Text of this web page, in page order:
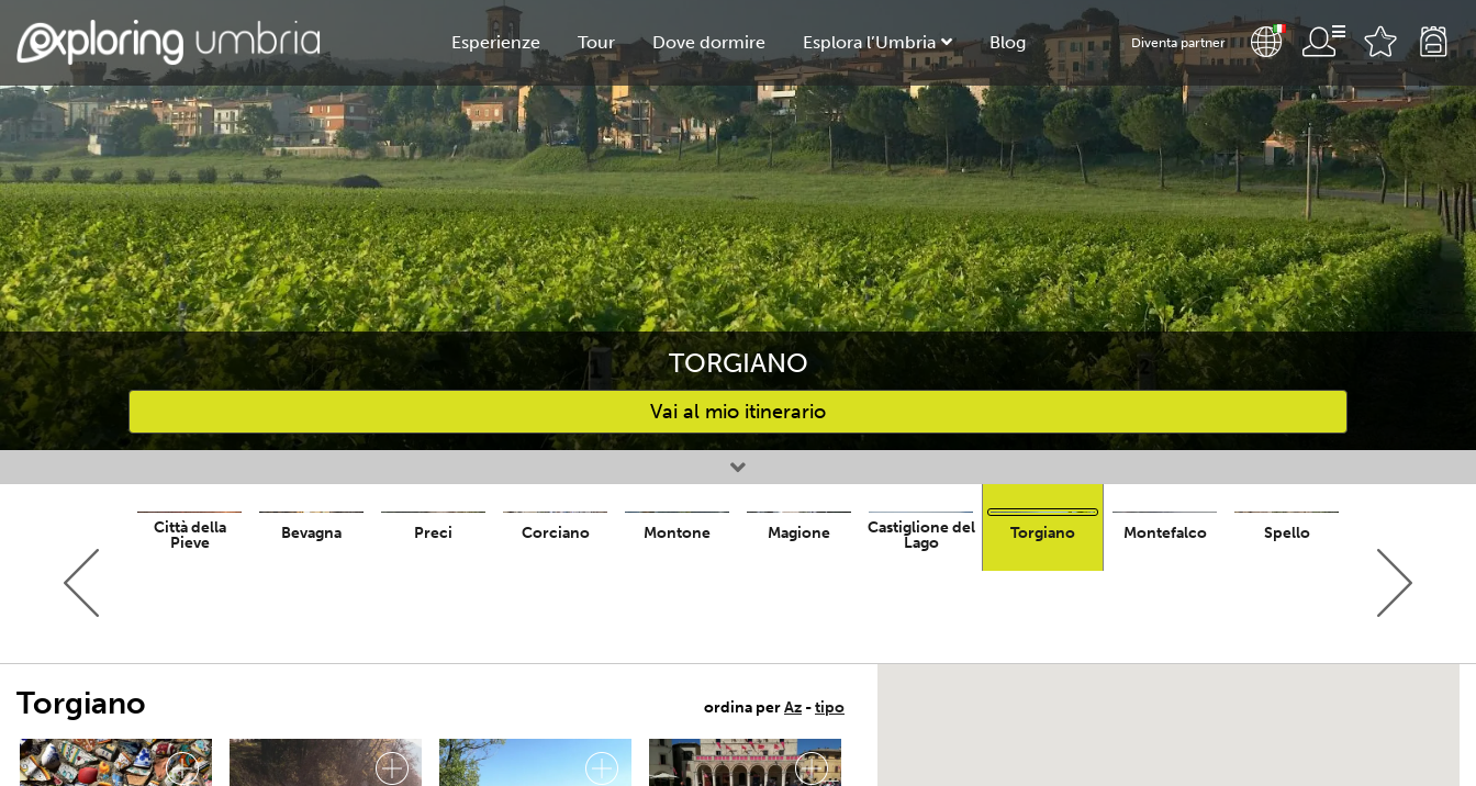
Esperienze Tour Dove dormire Esplora l’Umbria Blog Diventa partner
TORGIANO
Vai al mio itinerario
Attività preferite
Città della
Pieve
Bevagna Preci Corciano Montone Magione
Castiglione del
Lago
Torgiano Montefalco Spello
ordina perAz -tipo
Torgiano